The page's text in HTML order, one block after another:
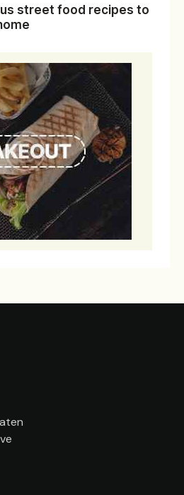
street food recipes to